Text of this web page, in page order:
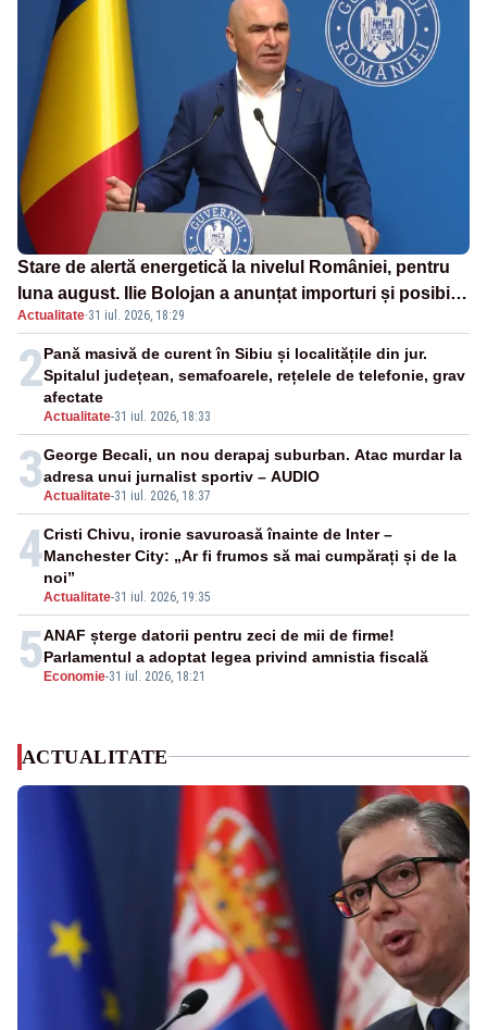
Stare de alertă energetică la nivelul României, pentru
luna august. Ilie Bolojan a anunțat importuri și posibile
restricții – VIDEO
Actualitate·31 iul. 2026, 18:29
2
Actualitate-31 iul. 2026, 18:33
Pană masivă de curent în Sibiu și localitățile din jur.
Spitalul județean, semafoarele, rețelele de telefonie, grav
afectate
3Actualitate-31 iul. 2026, 18:37
George Becali, un nou derapaj suburban. Atac murdar la
adresa unui jurnalist sportiv – AUDIO
4
Actualitate-31 iul. 2026, 19:35
Cristi Chivu, ironie savuroasă înainte de Inter –
Manchester City: „Ar fi frumos să mai cumpărați și de la
noi”
5Economie-31 iul. 2026, 18:21
ANAF șterge datorii pentru zeci de mii de firme!
Parlamentul a adoptat legea privind amnistia fiscală
ACTUALITATE